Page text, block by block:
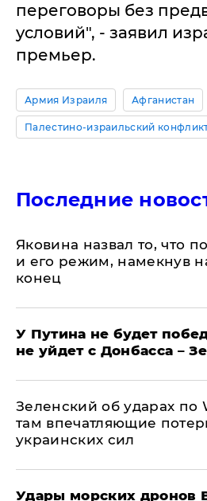
переговоры без
условий", - заявил
премьер.
Армия Израиля Афганистан
Палестино-израильский
Последние
Яковина назвал то, что
и его режим, намекнув
конец
У Путина не будет
не уйдет с Донбасса –
Зеленский об ударах по
там впечатляющие
украинских сил
Удары морских дронов